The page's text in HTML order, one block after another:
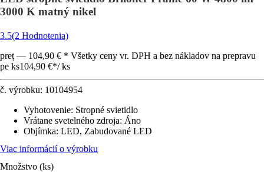
3000 K matný nikel
3.5(2 Hodnotenia)
preț — 104,90 € * Všetky ceny vr. DPH a bez nákladov na prepravu
pe ks104,90 €*/ ks
č. výrobku: 10104954
Vyhotovenie: Stropné svietidlo
Vrátane svetelného zdroja: Áno
Objímka: LED, Zabudované LED
Viac informácií o výrobku
Množstvo (ks)